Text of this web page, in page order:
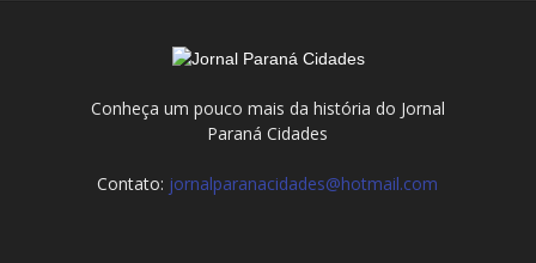
Conheça um pouco mais da história do Jornal
Paraná Cidades
Contato: jornalparanacidades@hotmail.com